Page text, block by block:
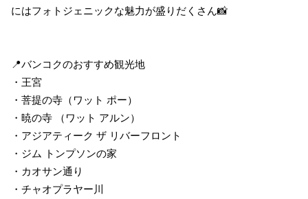
にはフォトジェニックな魅力が盛りだくさん📸
📍バンコクのおすすめ観光地
・王宮
・菩提の寺（ワット ポー）
・暁の寺 （ワット アルン）
・アジアティーク ザ リバーフロント
・ジム トンプソンの家
・カオサン通り
・チャオプラヤー川